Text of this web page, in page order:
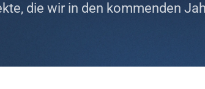
die wir in den kommenden